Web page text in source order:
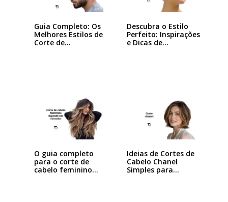
Guia Completo: Os
Melhores Estilos de
Corte de…
Descubra o Estilo
Perfeito: Inspirações
e Dicas de…
O guia completo
para o corte de
cabelo feminino…
Ideias de Cortes de
Cabelo Chanel
Simples para…